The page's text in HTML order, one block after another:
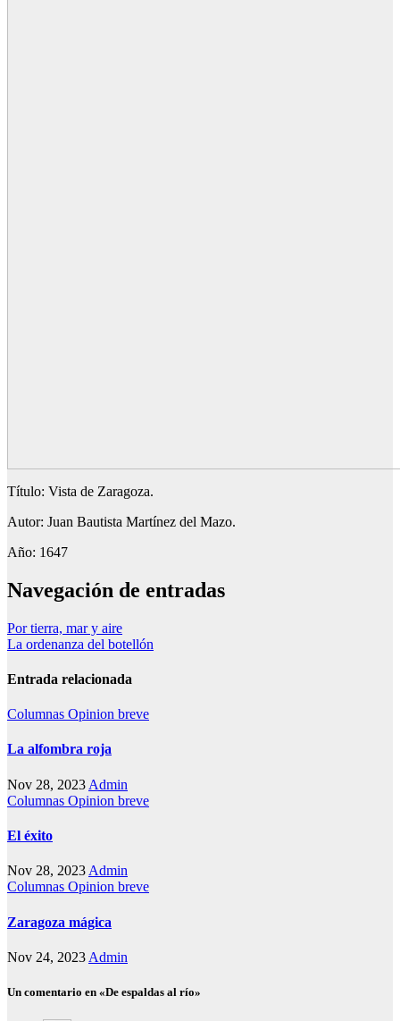
Título: Vista de Zaragoza.
Autor: Juan Bautista Martínez del Mazo.
Año: 1647
Navegación de entradas
Por tierra, mar y aire
La ordenanza del botellón
Entrada relacionada
Columnas Opinion breve
La alfombra roja
Nov 28, 2023 Admin
Columnas Opinion breve
El éxito
Nov 28, 2023 Admin
Columnas Opinion breve
Zaragoza mágica
Nov 24, 2023 Admin
Un comentario en «De espaldas al río»